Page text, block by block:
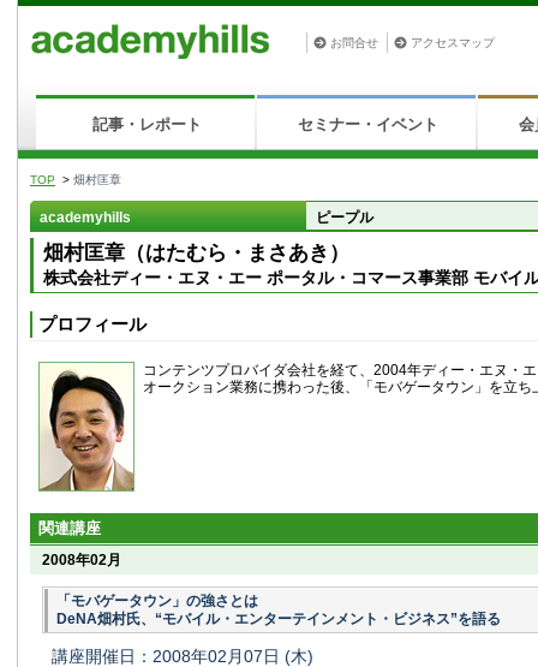
お問合せ アクセスマップ
記事・レポート セミナー・イベント 会
TOP > 畑村匡章
academyhills ピープル
畑村匡章（はたむら・まさあき）
株式会社ディー・エヌ・エー ポータル・コマース事業部 モバイ
プロフィール
コンテンツプロバイダ会社を経て、2004年ディー・エヌ・
オークション業務に携わった後、「モバゲータウン」を立ち
関連講座
2008年02月
「モバゲータウン」の強さとは
DeNA畑村氏、“モバイル・エンターテインメント・ビジネス”を語る
講座開催日：2008年02月07日 (木)